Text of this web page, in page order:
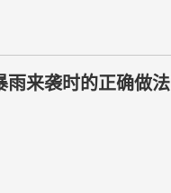
雨来袭时的正确做法